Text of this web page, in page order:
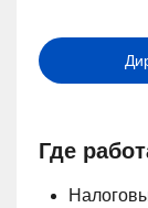
Где